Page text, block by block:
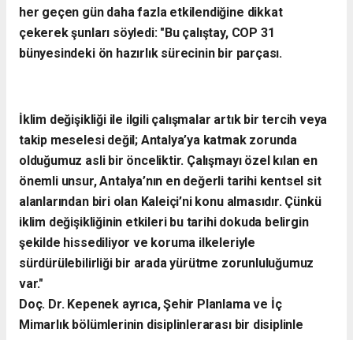
her geçen gün daha fazla etkilendiğine dikkat
çekerek şunları söyledi: ​"Bu çalıştay, COP 31
bünyesindeki ön hazırlık sürecinin bir parçası.
İklim değişikliği ile ilgili çalışmalar artık bir tercih veya
takip meselesi değil; Antalya’ya katmak zorunda
olduğumuz asli bir önceliktir. Çalışmayı özel kılan en
önemli unsur, Antalya’nın en değerli tarihi kentsel sit
alanlarından biri olan Kaleiçi’ni konu almasıdır. Çünkü
iklim değişikliğinin etkileri bu tarihi dokuda belirgin
şekilde hissediliyor ve koruma ilkeleriyle
sürdürülebilirliği bir arada yürütme zorunluluğumuz
var."
​Doç. Dr. Kepenek ayrıca, Şehir Planlama ve İç
Mimarlık bölümlerinin disiplinlerarası bir disiplinle